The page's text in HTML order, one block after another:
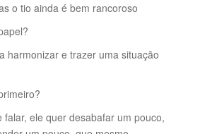
o tio ainda é bem rancoroso
harmonizar e trazer uma situação
ele quer desabafar um pouco,